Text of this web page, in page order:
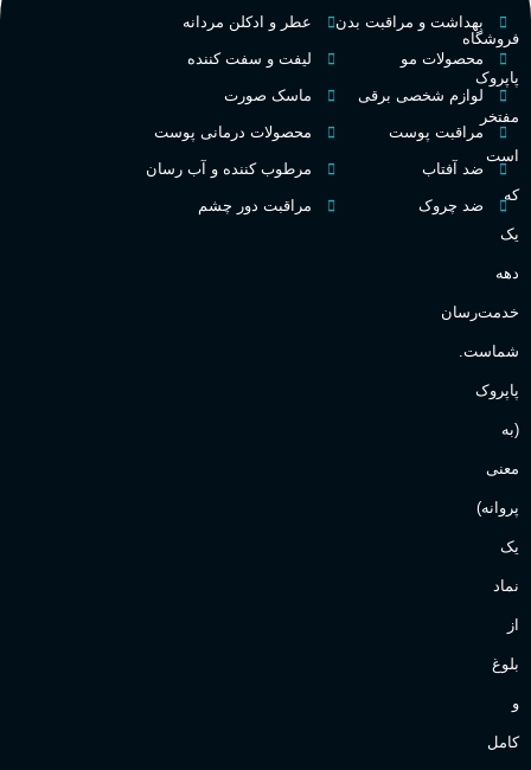
غلظت
اکسترکت دو پرفیوم
گروه بویایی میوه ای
مناسب برای
آقایان
فروشگاه
پاپروک
مفتخر
است
که
یک
دهه
خدمت‌رسان
شماست.
پاپروک
(به
معنی
پروانه)
یک
نماد
از
بلوغ
و
کامل
بهداشت و مراقبت بدن
محصولات مو
لوازم شخصی برقی
مراقبت پوست
ضد آفتاب
ضد چروک
عطر و ادکلن مردانه
لیفت و سفت کننده
ماسک صورت
محصولات درمانی پوست
مرطوب کننده و آب رسان
مراقبت دور چشم